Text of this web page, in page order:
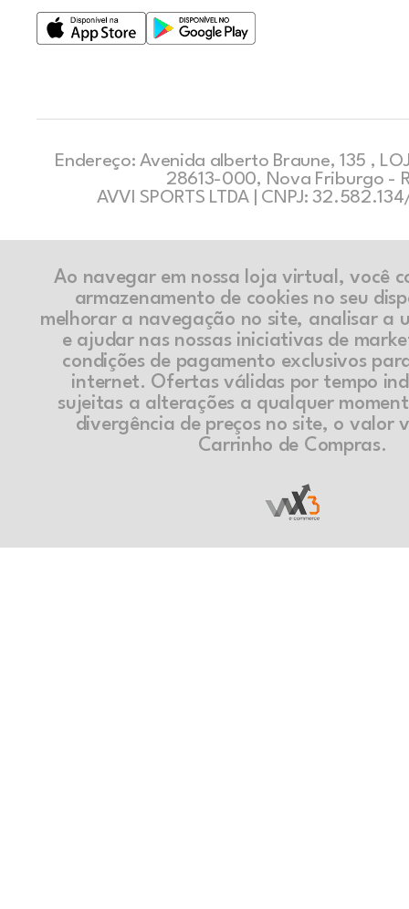
Endereço: Avenida alberto Braune, 135 ,
28613-000, Nova Friburgo -
AVVI SPORTS LTDA | CNPJ:
Ao navegar em nossa loja virtual, você
armazenamento de cookies no seu
melhorar a navegação no site, analisar a
e ajudar nas nossas iniciativas de
condições de pagamento exclusivos
internet. Ofertas válidas por tempo
sujeitas a alterações a qualquer
divergência de preços no site, o valor
Carrinho de Compras.